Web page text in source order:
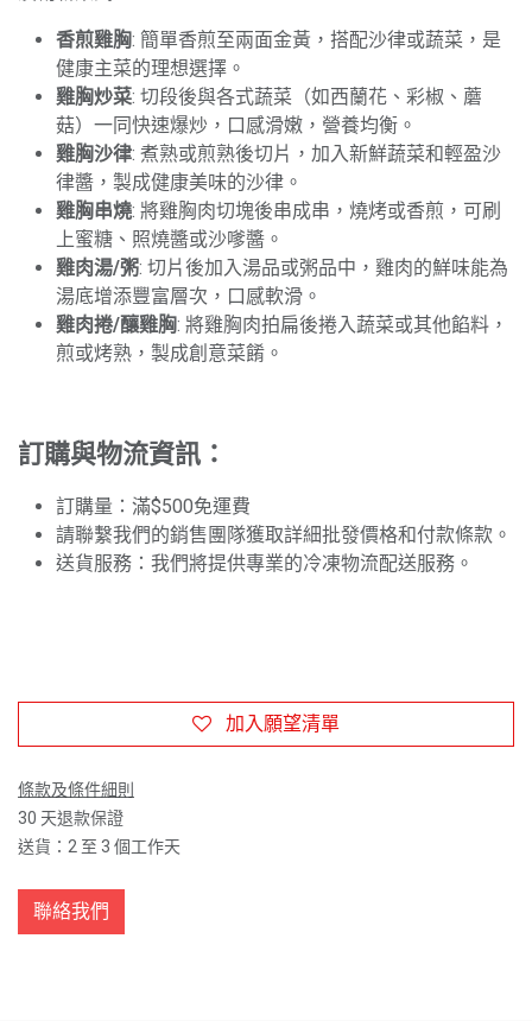
香煎雞胸: 簡單香煎至兩面金黃，搭配沙律或蔬菜，是
健康主菜的理想選擇。
雞胸炒菜: 切段後與各式蔬菜（如西蘭花、彩椒、蘑
菇）一同快速爆炒，口感滑嫩，營養均衡。
雞胸沙律: 煮熟或煎熟後切片，加入新鮮蔬菜和輕盈沙
律醬，製成健康美味的沙律。
雞胸串燒: 將雞胸肉切塊後串成串，燒烤或香煎，可刷
上蜜糖、照燒醬或沙嗲醬。
雞肉湯/粥: 切片後加入湯品或粥品中，雞肉的鮮味能為
湯底增添豐富層次，口感軟滑。
雞肉捲/釀雞胸: 將雞胸肉拍扁後捲入蔬菜或其他餡料，
煎或烤熟，製成創意菜餚。
訂購與物流資訊：
訂購量：滿$500免運費
請聯繫我們的銷售團隊獲取詳細批發價格和付款條款。
送貨服務：我們將提供專業的冷凍物流配送服務。
加入願望清單
條款及條件細則
30 天退款保證
送貨：2 至 3 個工作天
聯絡我們